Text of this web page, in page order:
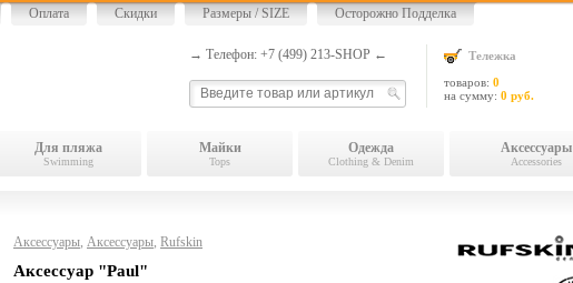
Оплата Скидки Размеры / SIZE Осторожно Подделка
Тележка
товаров: 0
на сумму: 0 руб.
→ Телефон: +7 (499) 213-SHOP ←
Для пляжа
Swimming
Майки
Tops
Одежда
Clothing & Denim
Аксессуары
Accessories
Аксессуары, Аксессуары, Rufskin
Аксессуар "Paul"